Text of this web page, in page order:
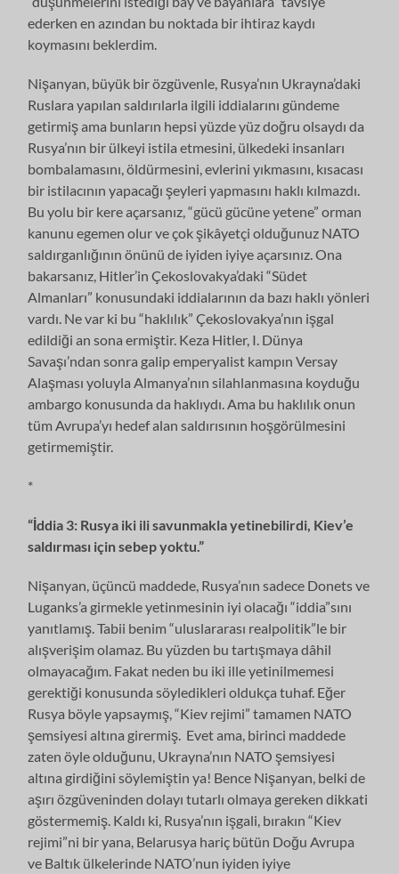
ederken en azından bu noktada bir ihtiraz kaydı
koymasını beklerdim.
Nişanyan, büyük bir özgüvenle, Rusya’nın Ukrayna’daki
Ruslara yapılan saldırılarla ilgili iddialarını gündeme
getirmiş ama bunların hepsi yüzde yüz doğru olsaydı da
Rusya’nın bir ülkeyi istila etmesini, ülkedeki insanları
bombalamasını, öldürmesini, evlerini yıkmasını, kısacası
bir istilacının yapacağı şeyleri yapmasını haklı kılmazdı.
Bu yolu bir kere açarsanız, “gücü gücüne yetene” orman
kanunu egemen olur ve çok şikâyetçi olduğunuz NATO
saldırganlığının önünü de iyiden iyiye açarsınız. Ona
bakarsanız, Hitler’in Çekoslovakya’daki “Südet
Almanları” konusundaki iddialarının da bazı haklı yönleri
vardı. Ne var ki bu “haklılık” Çekoslovakya’nın işgal
edildiği an sona ermiştir. Keza Hitler, I. Dünya
Savaşı’ndan sonra galip emperyalist kampın Versay
Alaşması yoluyla Almanya’nın silahlanmasına koyduğu
ambargo konusunda da haklıydı. Ama bu haklılık onun
tüm Avrupa’yı hedef alan saldırısının hoşgörülmesini
getirmemiştir.
*
“İddia 3: Rusya iki ili savunmakla yetinebilirdi, Kiev’e
saldırması için sebep yoktu.”
Nişanyan, üçüncü maddede, Rusya’nın sadece Donets ve
Luganks’a girmekle yetinmesinin iyi olacağı “iddia”sını
yanıtlamış. Tabii benim “uluslararası realpolitik”le bir
alışverişim olamaz. Bu yüzden bu tartışmaya dâhil
olmayacağım. Fakat neden bu iki ille yetinilmemesi
gerektiği konusunda söyledikleri oldukça tuhaf. Eğer
Rusya böyle yapsaymış, “Kiev rejimi” tamamen NATO
şemsiyesi altına girermiş. Evet ama, birinci maddede
zaten öyle olduğunu, Ukrayna’nın NATO şemsiyesi
altına girdiğini söylemiştin ya! Bence Nişanyan, belki de
aşırı özgüveninden dolayı tutarlı olmaya gereken dikkati
göstermemiş. Kaldı ki, Rusya’nın işgali, bırakın “Kiev
rejimi”ni bir yana, Belarusya hariç bütün Doğu Avrupa
ve Baltık ülkelerinde NATO’nun iyiden iyiye